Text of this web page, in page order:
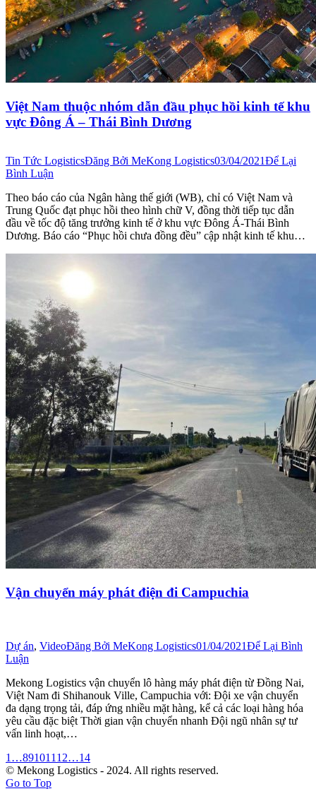
Việt Nam thuộc nhóm dẫn đầu phục hồi kinh tế khu
vực Đông Á – Thái Bình Dương
Tin Tức LogisticsĐăng Bởi MeKong Logistics03/04/2021Để Lại
Bình Luận
Theo báo cáo của Ngân hàng thế giới (WB), chỉ có Việt Nam và
Trung Quốc đạt phục hồi theo hình chữ V, đồng thời tiếp tục dẫn
đầu về tốc độ tăng trưởng kinh tế ở khu vực Đông Á-Thái Bình
Dương. Báo cáo “Phục hồi chưa đồng đều” cập nhật kinh tế khu…
Vận chuyển máy phát điện đi Campuchia
Dự án, VideoĐăng Bởi MeKong Logistics01/04/2021Để Lại Bình
Luận
Mekong Logistics vận chuyển lô hàng máy phát điện từ Đồng Nai,
Việt Nam đi Shihanouk Ville, Campuchia với: Đội xe vận chuyển
đa dạng trọng tải, đáp ứng nhiều mặt hàng, kể cả các loại hàng hóa
yêu cầu đặc biệt Thời gian vận chuyển nhanh Đội ngũ nhân sự tư
vấn linh hoạt,…
1 …891011 12…14
© Mekong Logistics - 2024. All rights reserved.
Go to Top